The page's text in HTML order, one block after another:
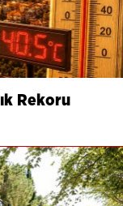
Rekoru